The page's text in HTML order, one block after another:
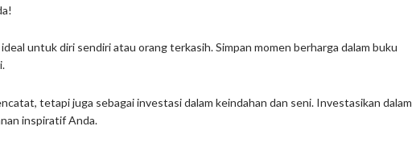
ideal untuk diri sendiri atau orang terkasih. Simpan momen berharga dalam buku
tetapi juga sebagai investasi dalam keindahan dan seni. Investasikan dalam
inspiratif Anda.